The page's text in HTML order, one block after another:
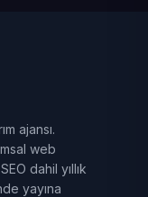
ajansı.
web
dahil yıllık
yayına